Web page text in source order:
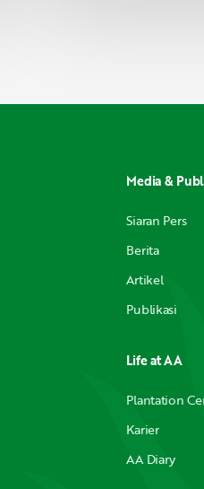
Media &
Siaran Pers
Berita
Artikel
Publikasi
Life at AA
Plantation
Karier
AA Diary